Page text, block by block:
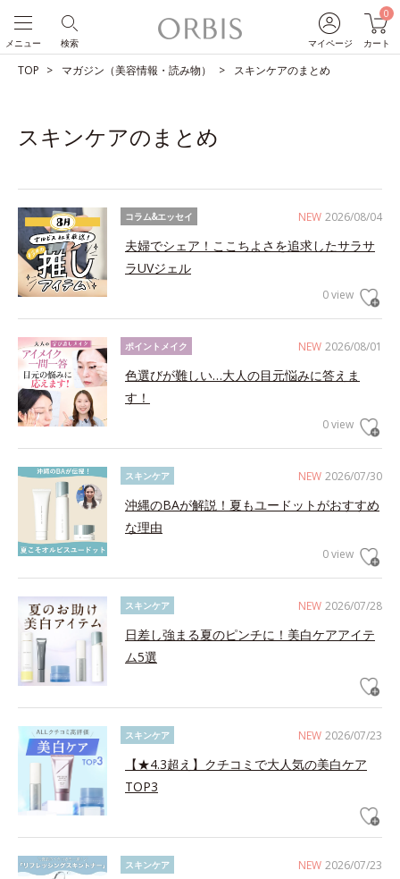
マイページ
0
カート
検索
メニュー
TOP マガジン（美容情報・読み物） スキンケアのまとめ
スキンケアのまとめ
NEW 2026/08/04
コラム&エッセイ
夫婦でシェア！ここちよさを追求したサラサ
ラUVジェル
0 view
NEW 2026/08/01
ポイントメイク
色選びが難しい…大人の目元悩みに答えま
す！
0 view
NEW 2026/07/30
スキンケア
沖縄のBAが解説！夏もユードットがおすすめ
な理由
0 view
NEW 2026/07/28
スキンケア
日差し強まる夏のピンチに！美白ケアアイテ
ム5選
NEW 2026/07/23
スキンケア
【★4.3超え】クチコミで大人気の美白ケア
TOP3
NEW 2026/07/23
スキンケア